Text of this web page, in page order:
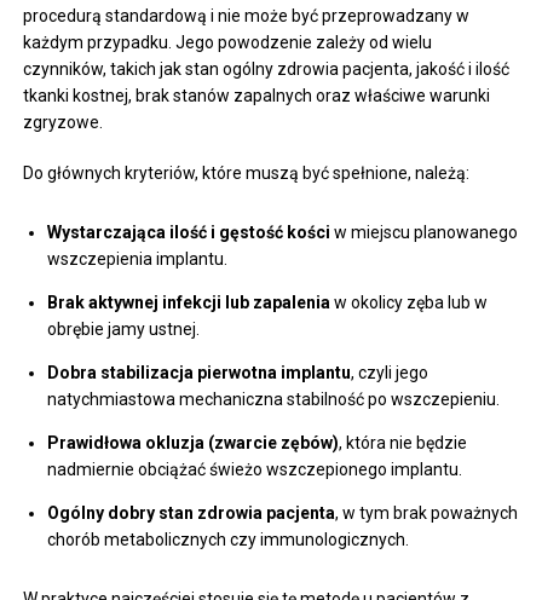
procedurą standardową i nie może być przeprowadzany w
każdym przypadku. Jego powodzenie zależy od wielu
czynników, takich jak stan ogólny zdrowia pacjenta, jakość i ilość
tkanki kostnej, brak stanów zapalnych oraz właściwe warunki
zgryzowe.
Do głównych kryteriów, które muszą być spełnione, należą:
Wystarczająca ilość i gęstość kości w miejscu planowanego
wszczepienia implantu.
Brak aktywnej infekcji lub zapalenia w okolicy zęba lub w
obrębie jamy ustnej.
Dobra stabilizacja pierwotna implantu, czyli jego
natychmiastowa mechaniczna stabilność po wszczepieniu.
Prawidłowa okluzja (zwarcie zębów), która nie będzie
nadmiernie obciążać świeżo wszczepionego implantu.
Ogólny dobry stan zdrowia pacjenta, w tym brak poważnych
chorób metabolicznych czy immunologicznych.